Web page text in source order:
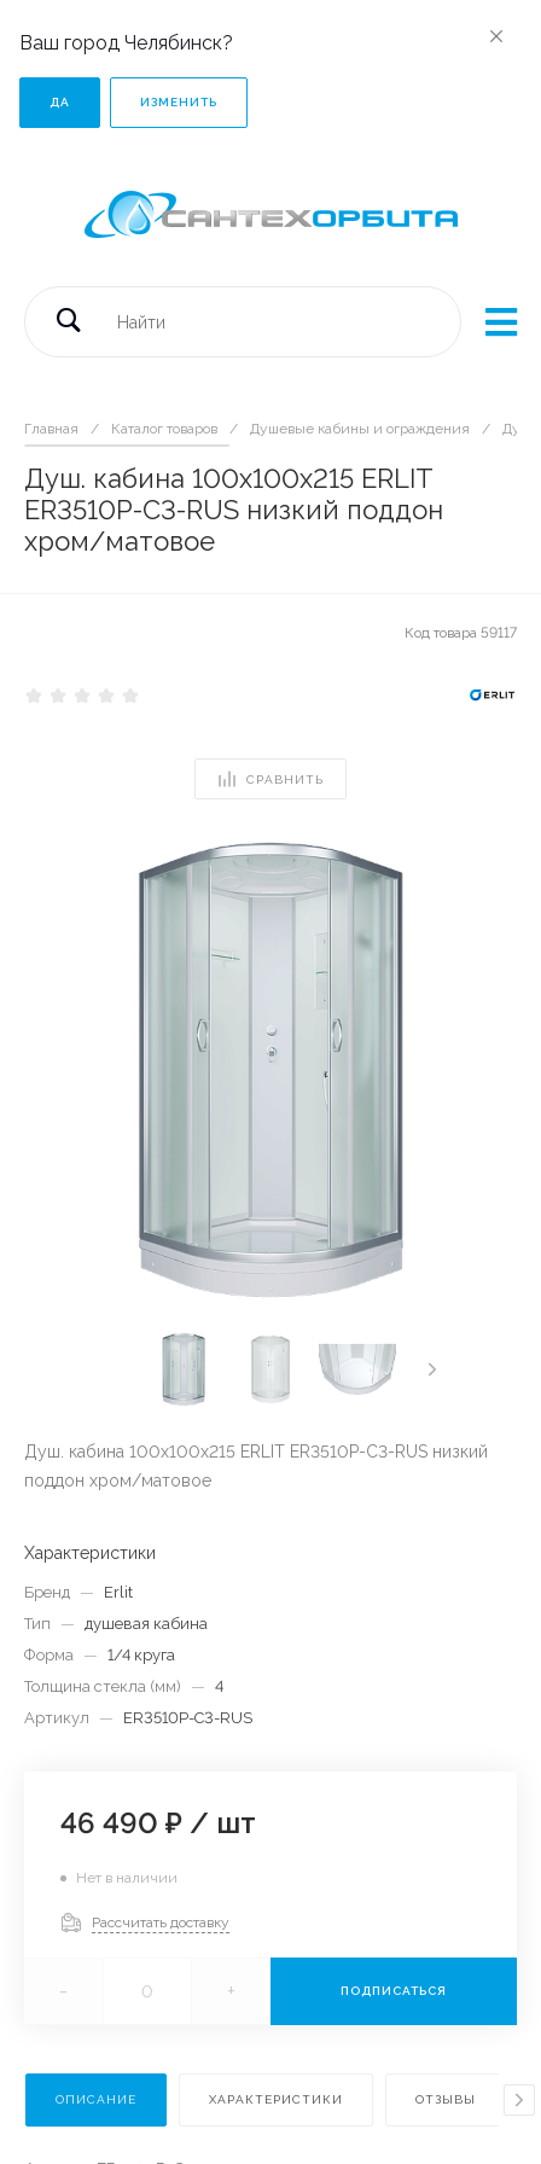
Ваш город Челябинск?
ДА ИЗМЕНИТЬ
Главная / Каталог товаров / Душевые кабины и ограждения /
Душ. кабина 100x100x215 ERLIT
ER3510P-C3-RUS низкий поддон
хром/матовое
Код товара 59117
СРАВНИТЬ
Душ. кабина 100x100x215 ERLIT ER3510P-C3-RUS низкий
поддон хром/матовое
Характеристики
Бренд —
Erlit
Тип
— душевая кабина
Форма — 1/4 круга
Толщина стекла (мм)
— 4
Артикул
— ER3510P-C3-RUS
46 490 ₽ / шт
Нет в наличии
Рассчитать доставку
- + ПОДПИСАТЬСЯ
ОПИСАНИЕ ХАРАКТЕРИСТИКИ ОТЗЫВЫ